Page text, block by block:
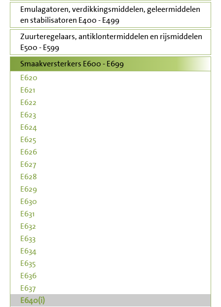
Emulagatoren, verdikkingsmiddelen, geleermiddelen
en stabilisatoren E400 - E499
Zuurteregelaars, antiklontermiddelen en rijsmiddelen
E500 - E599
Smaakversterkers E600 - E699
E620
E621
E622
E623
E624
E625
E626
E627
E628
E629
E630
E631
E632
E633
E634
E635
E636
E637
E640(i)